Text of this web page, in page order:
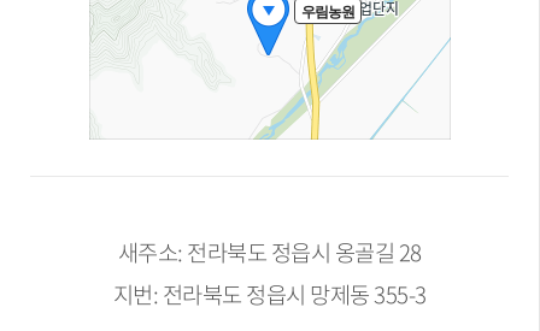
새주소: 전라북도 정읍시 옹골길 28
지번: 전라북도 정읍시 망제동 355-3